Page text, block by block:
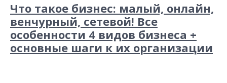
Что такое бизнес: малый, онлайн,
венчурный, сетевой! Все
особенности 4 видов бизнеса +
основные шаги к их организации